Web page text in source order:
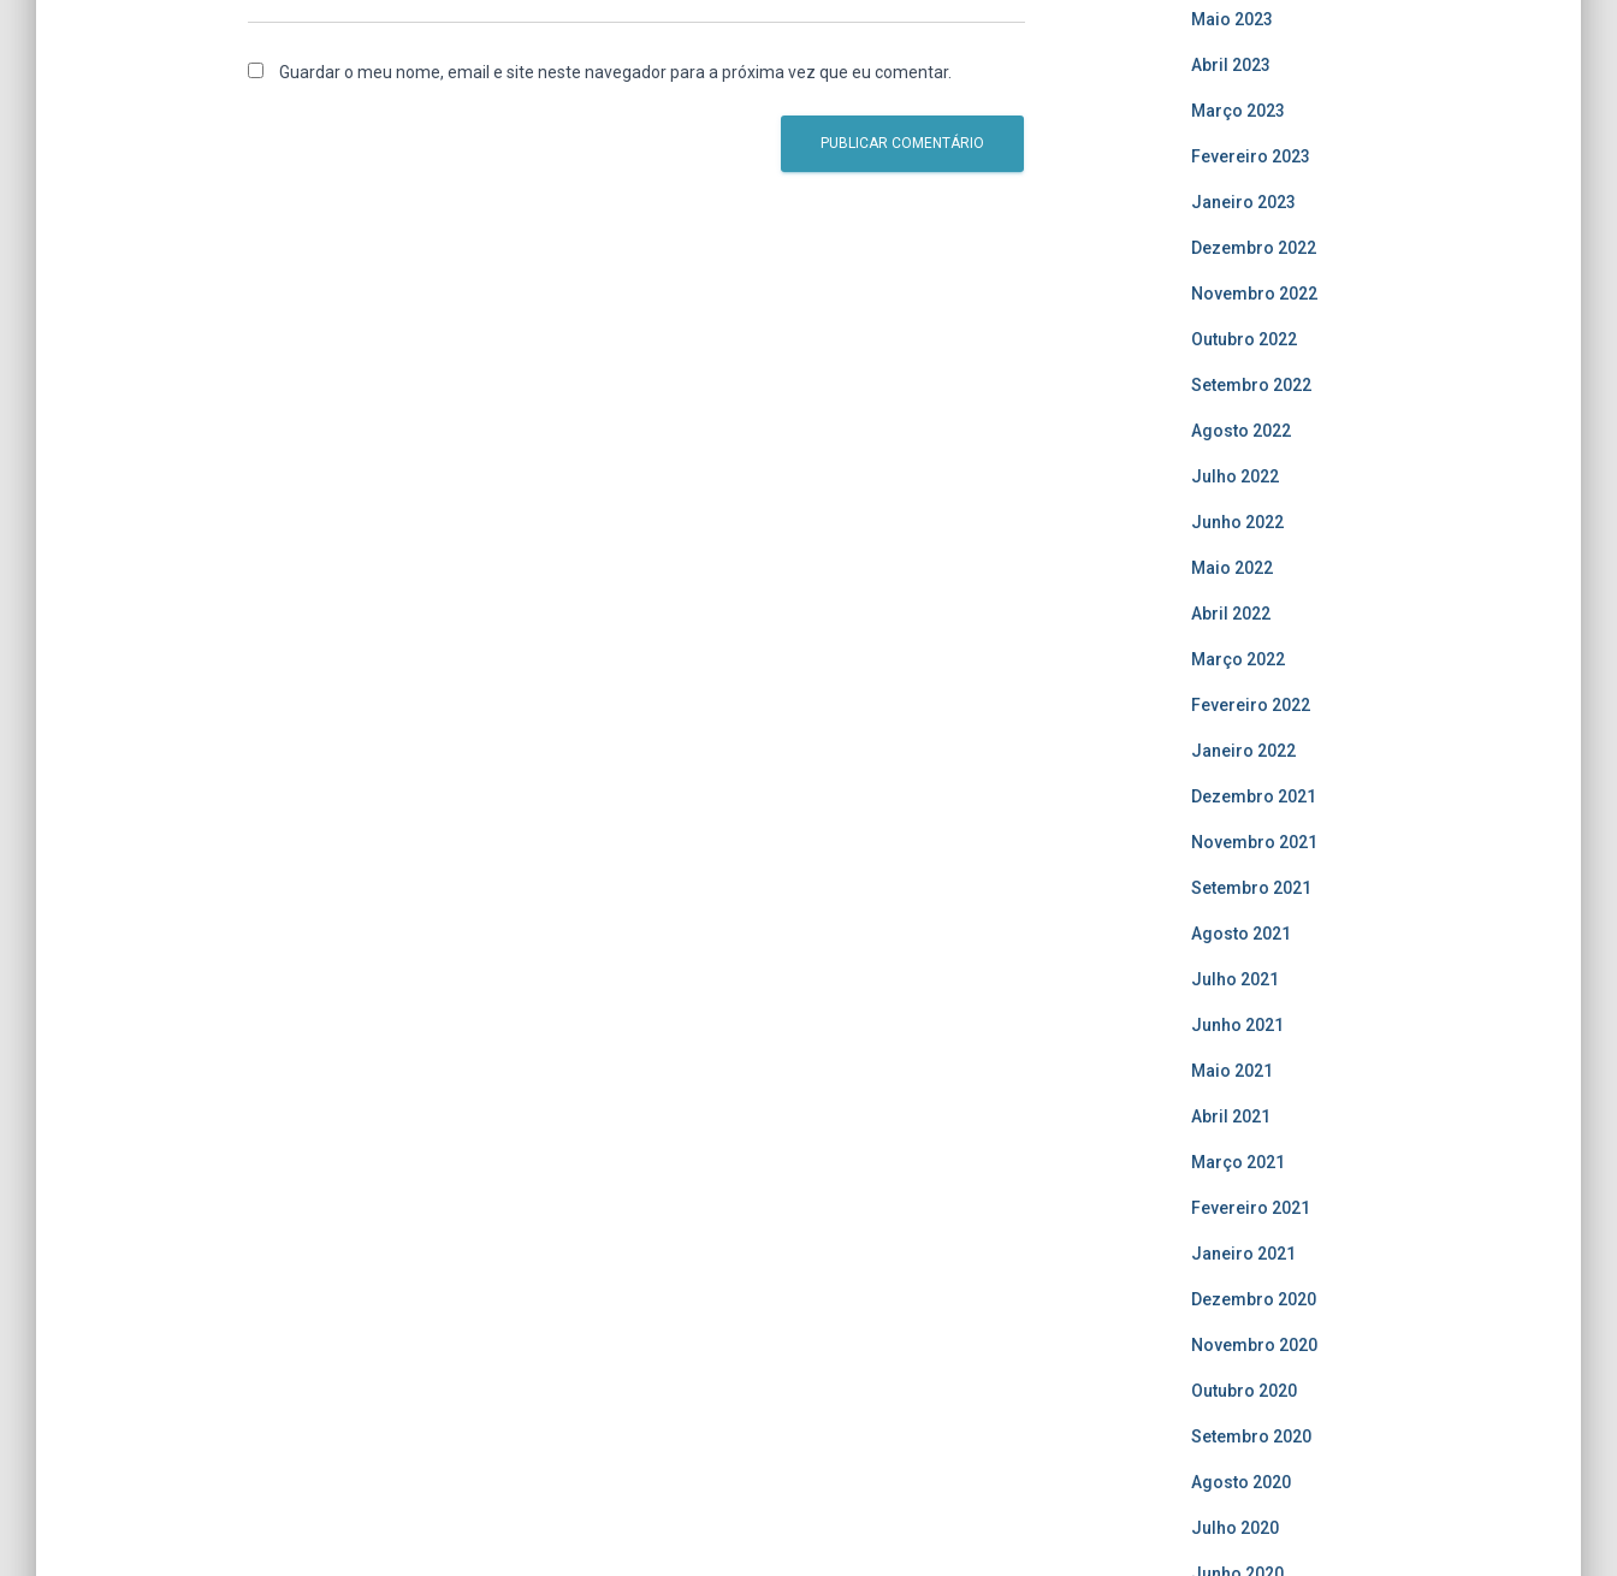
Guardar o meu nome, email e site neste navegador para a próxima vez que eu comentar.
Maio 2023
Abril 2023
Março 2023
Fevereiro 2023
Janeiro 2023
Dezembro 2022
Novembro 2022
Outubro 2022
Setembro 2022
Agosto 2022
Julho 2022
Junho 2022
Maio 2022
Abril 2022
Março 2022
Fevereiro 2022
Janeiro 2022
Dezembro 2021
Novembro 2021
Setembro 2021
Agosto 2021
Julho 2021
Junho 2021
Maio 2021
Abril 2021
Março 2021
Fevereiro 2021
Janeiro 2021
Dezembro 2020
Novembro 2020
Outubro 2020
Setembro 2020
Agosto 2020
Julho 2020